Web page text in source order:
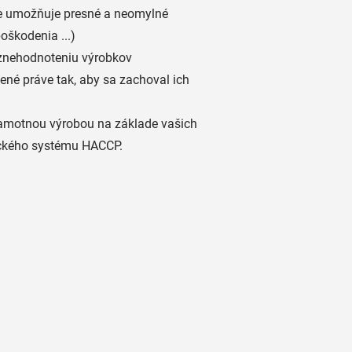
presné a neomylné
...)
výrobkov
práve tak, aby sa zachoval ich
výrobou na základe vašich
systému HACCP.